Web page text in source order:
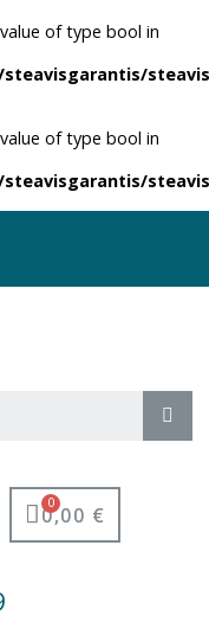
of type bool in
of type bool in
0,00 €